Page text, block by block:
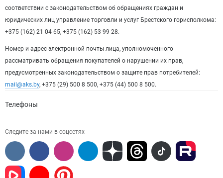
соответствии с законодательством об обращениях граждан и
юридических лиц управление торговли и услуг Брестского горисполкома:
+375 (162) 21 04 65, +375 (162) 53 99 28.
Номер и адрес электронной почты лица, уполномоченного
рассматривать обращения покупателей о нарушении их прав,
предусмотренных законодательством о защите прав потребителей:
mail@aks.by, +375 (29) 500 8 500, +375 (44) 500 8 500.
Телефоны
Следите за нами в соцсетях